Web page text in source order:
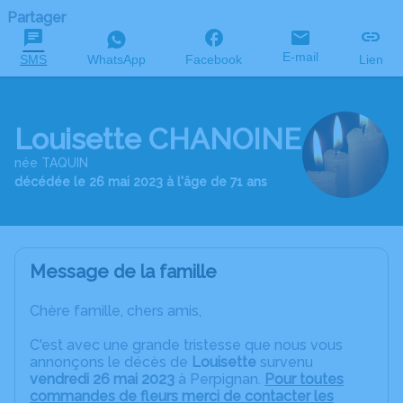
Partager
SMS WhatsApp Facebook E-mail Lien
Louisette CHANOINE
née TAQUIN
décédée le 26 mai 2023 à l'âge de 71 ans
Message de la famille
Chère famille, chers amis,
C'est avec une grande tristesse que nous vous
annonçons le décès de Louisette survenu
vendredi 26 mai 2023 à Perpignan. Pour toutes
commandes de fleurs merci de contacter les